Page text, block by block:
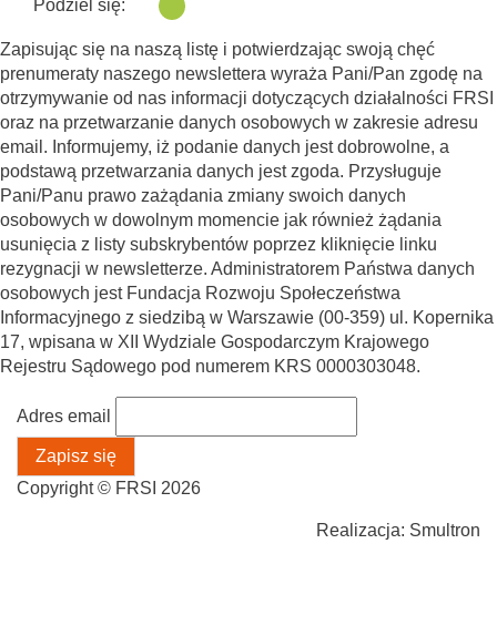
Podziel się:
Zapisując się na naszą listę i potwierdzając swoją chęć
prenumeraty naszego newslettera wyraża Pani/Pan zgodę na
otrzymywanie od nas informacji dotyczących działalności FRSI
oraz na przetwarzanie danych osobowych w zakresie adresu
email. Informujemy, iż podanie danych jest dobrowolne, a
podstawą przetwarzania danych jest zgoda. Przysługuje
Pani/Panu prawo zażądania zmiany swoich danych
osobowych w dowolnym momencie jak również żądania
usunięcia z listy subskrybentów poprzez kliknięcie linku
rezygnacji w newsletterze. Administratorem Państwa danych
osobowych jest Fundacja Rozwoju Społeczeństwa
Informacyjnego z siedzibą w Warszawie (00-359) ul. Kopernika
17, wpisana w XII Wydziale Gospodarczym Krajowego
Rejestru Sądowego pod numerem KRS 0000303048.
Adres email
Copyright © FRSI 2026
Realizacja: Smultron